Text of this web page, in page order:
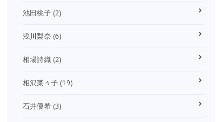
池田桃子(2)
浅川梨奈 (6)
相場詩織 (2)
相沢菜々子 (19)
石井優希(3)